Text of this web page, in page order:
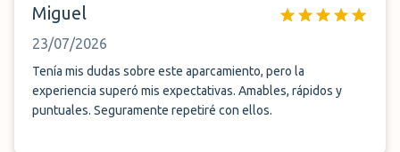
Miguel
23/07/2026
Tenía mis dudas sobre este aparcamiento, pero la
experiencia superó mis expectativas. Amables, rápidos y
puntuales. Seguramente repetiré con ellos.